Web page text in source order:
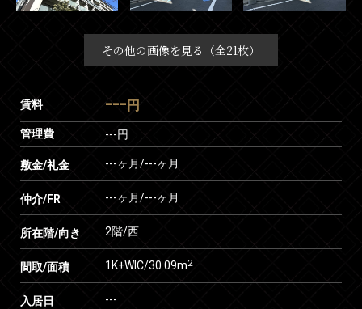
その他の画像を見る（全21枚）
賃料 --- 円
管理費 ---円
敷金/礼金 ---ヶ月/---ヶ月
仲介/FR ---ヶ月/---ヶ月
所在階/向き 2階/西
間取/面積 1K+WIC/30.09m2
入居日 ---